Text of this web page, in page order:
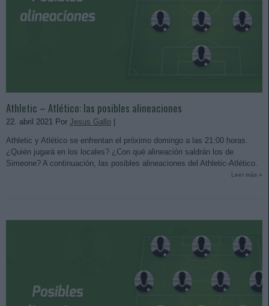
Athletic – Atlético: las posibles alineaciones
22. abril 2021 Por Jesus Gallo
Athletic y Atlético se enfrentan el próximo domingo a las 21:00 horas.
¿Quién jugará en los locales? ¿Con qué alineación saldrán los de
Simeone? A continuación, las posibles alineaciones del Athletic-Atlético.
Leer más »